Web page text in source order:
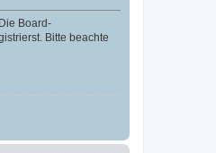
Board-
Bitte beachte